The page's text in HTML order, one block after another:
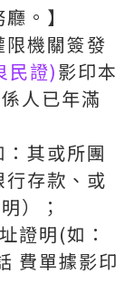
。】
機關簽發
民證)影印本
人已年滿
其或所團
存款、或
）；
證明(如：
費單據影印